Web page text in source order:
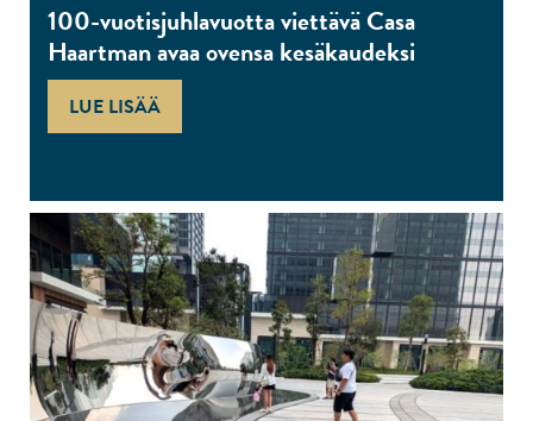
100-vuotisjuhlavuotta viettävä Casa
Haartman avaa ovensa kesäkaudeksi
LUE LISÄÄ